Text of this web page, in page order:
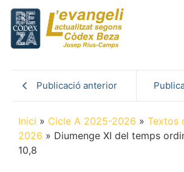
Publicació anterior
Inici » Cicle A 2025-2026 » Textos
2026 » Diumenge XI del temps
10,8